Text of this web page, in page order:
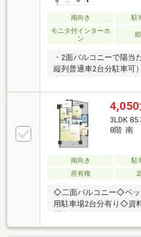
各居室に収納、ウォー
量も充実。・浴室は
があり、換気と採光に配
南向き 駐
モニタ付インターホ
ン
・2面バルコニーで陽当
縦列普通車2台分駐車可
ス】 JR山陽本線「西
設】病院「社会医療法
原病院」まで740m 徒
店」まで880m 徒歩11
ヤハピータウン岡北店
些細なご質問でも担当
ださい♪（通話無料：
4,050
3LDK
8階 南
南向き 駐
所有権
◇二面バルコニー◇ペッ
用駐車場2台分有り◇資
ムクリーニング済